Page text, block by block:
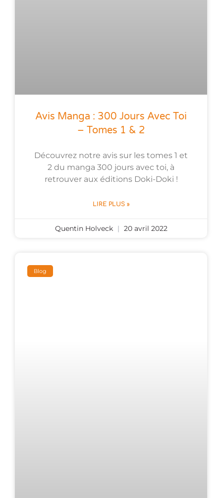
Avis Manga : 300 Jours Avec Toi
– Tomes 1 & 2
Découvrez notre avis sur les tomes 1 et
2 du manga 300 jours avec toi, à
retrouver aux éditions Doki-Doki !
LIRE PLUS »
Quentin Holveck 20 avril 2022
Blog